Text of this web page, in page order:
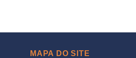
MAPA DO SITE